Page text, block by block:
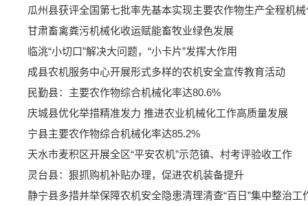
瓜州县获评全国第七批率先基本实现主要农作物生产全程机
甘肃畜禽粪污机械化收运赋能畜牧业绿色发展
临洮“小切口”解决大问题，“小卡片”发挥大作用
成县农机服务中心开展形式多样的农机安全宣传教育活动
民勤县：主要农作物综合机械化率达80.6%
庆城县优化举措精准发力 推进农业机械化工作高质量发展
宁县主要农作物综合机械化率达85.2%
天水市麦积区开展全区“平安农机”示范镇、村考评验收工作
灵台县：狠抓购机补贴办理，促进农机装备提升
静宁县多措并举保障农机安全隐患清理清查“百日”集中整治工